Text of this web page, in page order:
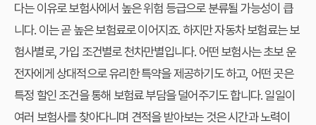
다는 이유로 보험사에서 높은 위험 등급으로 분류될 가능성이 큽
니다. 이는 곧 높은 보험료로 이어지죠. 하지만 자동차 보험료는 보
험사별로, 가입 조건별로 천차만별입니다. 어떤 보험사는 초보 운
전자에게 상대적으로 유리한 특약을 제공하기도 하고, 어떤 곳은
특정 할인 조건을 통해 보험료 부담을 덜어주기도 합니다. 일일이
여러 보험사를 찾아다니며 견적을 받아보는 것은 시간과 노력이